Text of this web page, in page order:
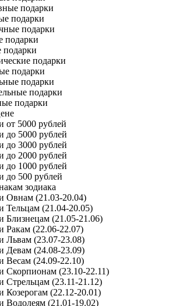
подарки
подарки
подарки
подарки
подарки
подарки
подарки
подарки
от 5000 рублей
до 5000 рублей
до 3000 рублей
до 2000 рублей
до 1000 рублей
до 500 рублей
зодиака
Овнам (21.03-20.04)
Тельцам (21.04-20.05)
Близнецам (21.05-21.06)
Ракам (22.06-22.07)
Львам (23.07-23.08)
Девам (24.08-23.09)
Весам (24.09-22.10)
Скорпионам (23.10-22.11)
Стрельцам (23.11-21.12)
Козерогам (22.12-20.01)
Водолеям (21.01-19.02)